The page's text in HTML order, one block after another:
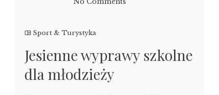
Sport & Turystyka
Jesienne wyprawy szkolne
dla młodzieży